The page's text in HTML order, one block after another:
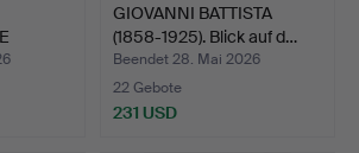
GIOVANNI BATTISTA
(1858-1925). Blick auf d…
Beendet 28. Mai 2026
22 Gebote
231 USD